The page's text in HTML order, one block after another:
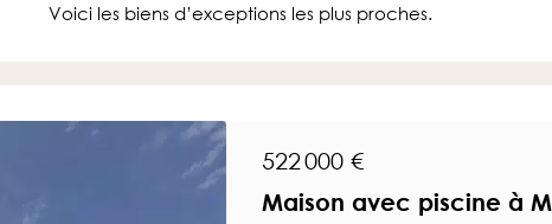
Voici les biens d’exceptions les plus proches.
522 000 €
Maison avec piscine à